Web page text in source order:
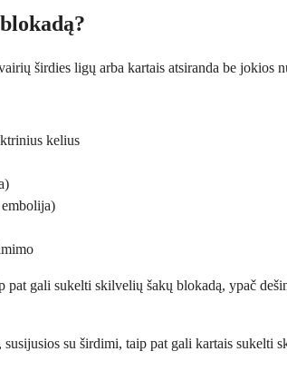
širdies ligų arba kartais atsiranda be
kelius
gali sukelti skilvelių šakų blokadą, ypač
su širdimi, taip pat gali kartais